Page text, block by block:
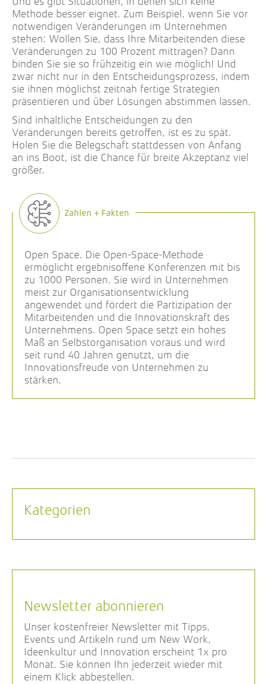
Methode besser eignet. Zum Beispiel, wenn Sie vor
notwendigen Veränderungen im Unternehmen
stehen: Wollen Sie, dass Ihre Mitarbeitenden diese
Veränderungen zu 100 Prozent mittragen? Dann
binden Sie sie so frühzeitig ein wie möglich! Und
zwar nicht nur in den Entscheidungsprozess, indem
sie ihnen möglichst zeitnah fertige Strategien
präsentieren und über Lösungen abstimmen lassen.
Sind inhaltliche Entscheidungen zu den
Veränderungen bereits getroffen, ist es zu spät.
Holen Sie die Belegschaft stattdessen von Anfang
an ins Boot, ist die Chance für breite Akzeptanz viel
größer.
Open Space. Die Open-Space-Methode
ermöglicht ergebnisoffene Konferenzen mit bis
zu 1000 Personen. Sie wird in Unternehmen
meist zur Organisationsentwicklung
angewendet und fördert die Partizipation der
Mitarbeitenden und die Innovationskraft des
Unternehmens. Open Space setzt ein hohes
Maß an Selbstorganisation voraus und wird
seit rund 40 Jahren genutzt, um die
Innovationsfreude von Unternehmen zu
stärken.
Kategorien
Newsletter abonnieren
Unser kostenfreier Newsletter mit Tipps,
Events und Artikeln rund um New Work,
Ideenkultur und Innovation erscheint 1x pro
Monat. Sie können Ihn jederzeit wieder mit
einem Klick abbestellen.